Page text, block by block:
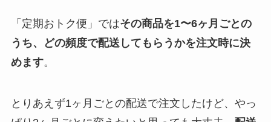
「定期おトク便」ではその商品を1〜6ヶ月ごとの
うち、どの頻度で配送してもらうかを注文時に決
めます。
とりあえず1ヶ月ごとの配送で注文したけど、やっ